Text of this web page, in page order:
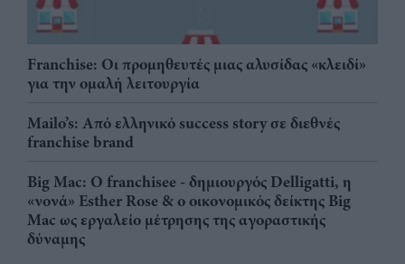
Franchise: Οι προμηθευτές μιας αλυσίδας «κλειδί»
για την ομαλή λειτουργία
Mailo’s: Από ελληνικό success story σε διεθνές
franchise brand
Big Mac: Ο franchisee - δημιουργός Delligatti, η
«νονά» Esther Rose & ο οικονομικός δείκτης Big
Mac ως εργαλείο μέτρησης της αγοραστικής
δύναμης